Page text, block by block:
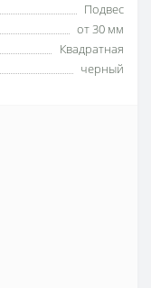
Подвес
от 30 мм
Квадратная
черный